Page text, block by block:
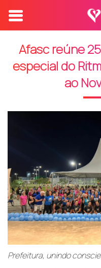
Afasc reúne
especial do
ao
Prefeitura, unindo